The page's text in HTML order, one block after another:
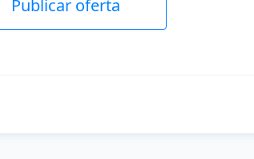
Publicar oferta